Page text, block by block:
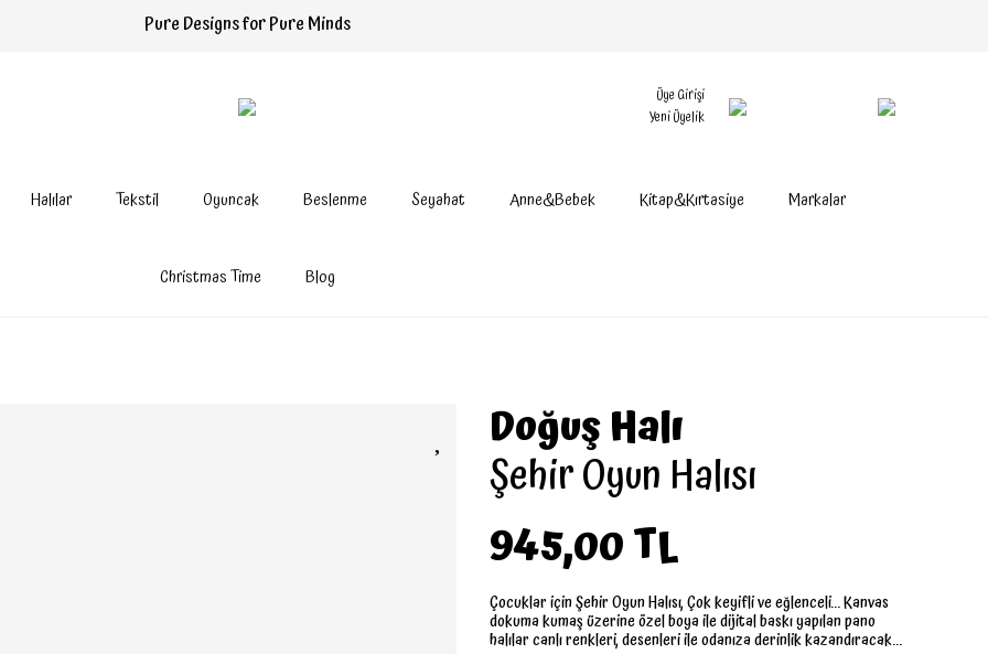
Pure Designs for Pure Minds
Üye Girişi
Yeni Üyelik
Halılar Tekstil Oyuncak Beslenme Seyahat Anne&Bebek Kitap&Kırtasiye Markalar
Christmas Time Blog
Doğuş Halı
Şehir Oyun Halısı
945,00 TL
Çocuklar için Şehir Oyun Halısı, Çok keyifli ve eğlenceli... Kanvas
dokuma kumaş üzerine özel boya ile dijital baskı yapılan pano
halılar canlı renkleri, desenleri ile odanıza derinlik kazandıracak...